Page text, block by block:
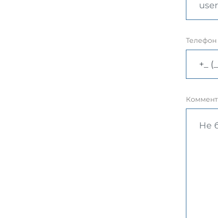
Телефон